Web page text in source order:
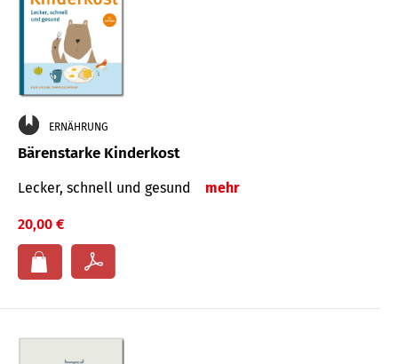
ERNÄHRUNG
Bärenstarke Kinderkost
Lecker, schnell und gesund mehr
20,00 €